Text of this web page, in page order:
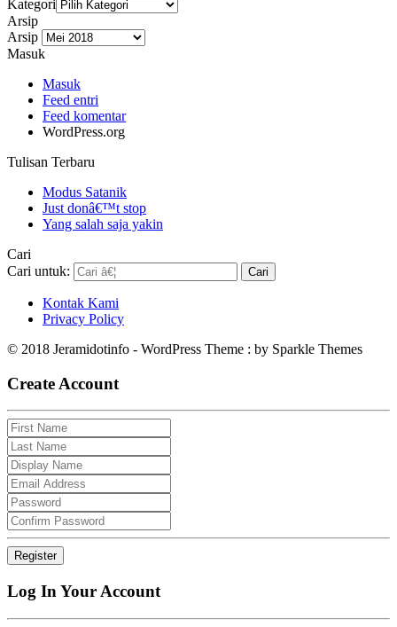
Kategori
Arsip
Arsip
Masuk
Masuk
Feed entri
Feed komentar
WordPress.org
Tulisan Terbaru
Modus Satanik
Just donâ€™t stop
Yang salah saja yakin
Cari
Cari untuk:
Kontak Kami
Privacy Policy
© 2018 Jeramidotinfo - WordPress Theme : by Sparkle Themes
Create Account
Log In Your Account